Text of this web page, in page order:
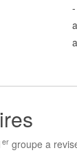
-
er groupe a